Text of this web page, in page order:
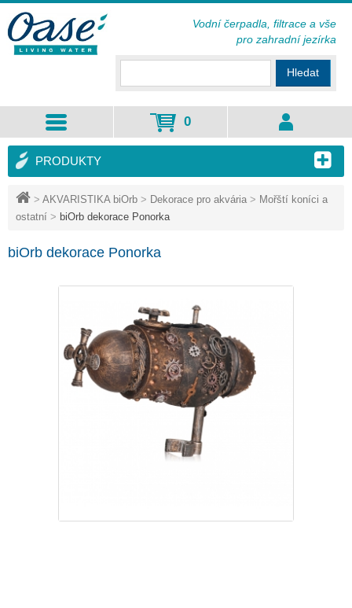
> AKVARISTIKA biOrb > Dekorace pro akvária > Mořští koníci a
ostatní > biOrb dekorace Ponorka
biOrb dekorace Ponorka
PRODUKTY
Hledat
0
Vodní čerpadla, filtrace a vše
pro zahradní jezírka